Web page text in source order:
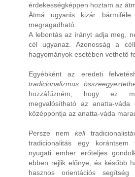
érdekességképpen hoztam az
Átmá ugyanis kizár
megragadható.
A lebontás az irányt adja meg,
cél ugyanaz. Azonosság a
hagyományok esetében vethető
Egyébként az eredeti
tradicionalizmus
hozzáfűzném, hogy ez
megvalósítható az anatta-
középpontja az anatta-váda
Persze nem kell
tradicionalitás egy korántsem
nyugati ember erőteljes
ebben rejlik előnye, és később
hasznos orientációs